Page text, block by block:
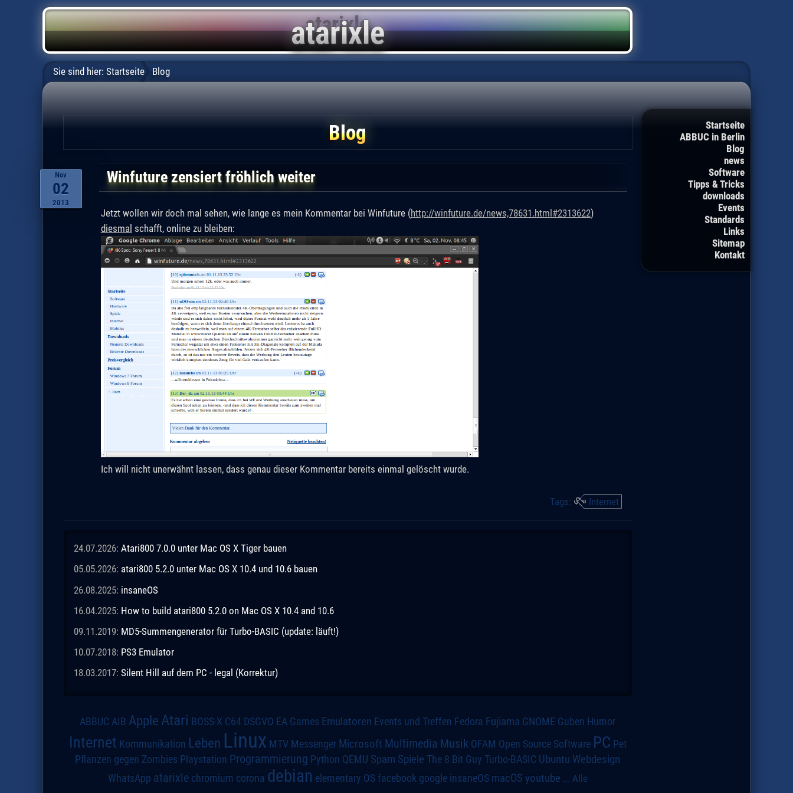
Startseite
ABBUC in Berlin
Blog
news
Software
Tipps & Tricks
downloads
Events
Standards
Links
Sitemap
Kontakt
Sie sind hier: Startseite Blog
Blog
Nov
02
2013
Winfuture zensiert fröhlich weiter
Jetzt wollen wir doch mal sehen, wie lange es mein Kommentar bei Winfuture (http://winfuture.de/news,78631.html#2313622)
diesmal schafft, online zu bleiben:
Ich will nicht unerwähnt lassen, dass genau dieser Kommentar bereits einmal gelöscht wurde.
Tags: Internet
24.07.2026: Atari800 7.0.0 unter Mac OS X Tiger bauen
05.05.2026: atari800 5.2.0 unter Mac OS X 10.4 und 10.6 bauen
26.08.2025: insaneOS
16.04.2025: How to build atari800 5.2.0 on Mac OS X 10.4 and 10.6
09.11.2019: MD5-Summengenerator für Turbo-BASIC (update: läuft!)
10.07.2018: PS3 Emulator
18.03.2017: Silent Hill auf dem PC - legal (Korrektur)
ABBUC AIB Apple Atari BOSS-X C64 DSGVO EA Games Emulatoren Events und Treffen Fedora Fujiama GNOME Guben Humor
Internet Kommunikation Leben Linux MTV Messenger Microsoft Multimedia Musik OFAM Open Source Software PC Pet
Pflanzen gegen Zombies Playstation Programmierung Python QEMU Spam Spiele The 8 Bit Guy Turbo-BASIC Ubuntu Webdesign
WhatsApp atarixle chromium corona debian elementary OS facebook google insaneOS macOS youtube ... Alle